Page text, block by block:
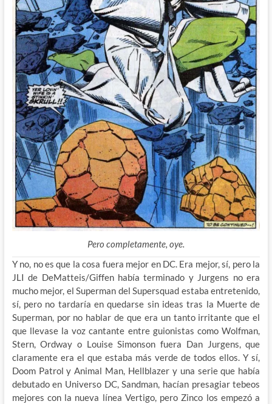
Pero completamente, oye.
Y no, no es que la cosa fuera mejor en DC. Era mejor, sí, pero la
JLI de DeMatteis/Giffen había terminado y Jurgens no era
mucho mejor, el Superman del Supersquad estaba entretenido,
sí, pero no tardaría en quedarse sin ideas tras la Muerte de
Superman, por no hablar de que era un tanto irritante que el
que llevase la voz cantante entre guionistas como Wolfman,
Stern, Ordway o Louise Simonson fuera Dan Jurgens, que
claramente era el que estaba más verde de todos ellos. Y sí,
Doom Patrol y Animal Man, Hellblazer y una serie que había
debutado en Universo DC, Sandman, hacían presagiar tebeos
mejores con la nueva línea Vertigo, pero Zinco los empezó a